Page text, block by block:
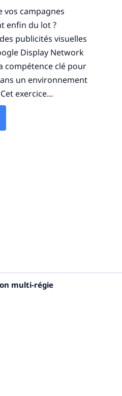
vos campagnes
enfin du lot ?
publicités visuelles
Display Network
compétence clé pour
un environnement
exercice...
multi-régie